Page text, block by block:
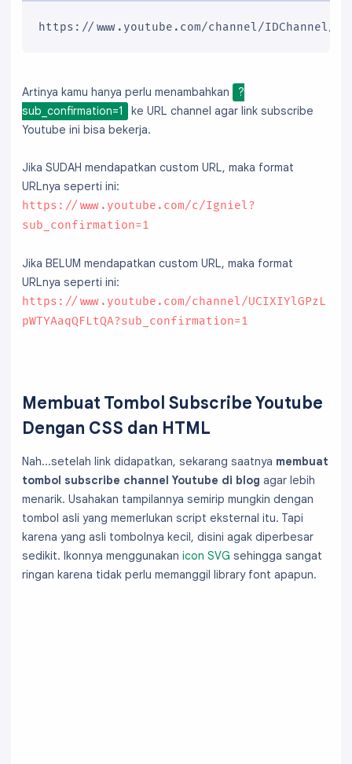
https://www.youtube.com/channel/IDChannel/
Artinya kamu hanya perlu menambahkan
?
sub_confirmation=1
ke URL channel agar link subscribe
Youtube ini bisa bekerja.
Jika SUDAH mendapatkan custom URL, maka format
URLnya seperti ini:
https://www.youtube.com/c/Igniel?
sub_confirmation=1
Jika BELUM mendapatkan custom URL, maka format
URLnya seperti ini:
https://www.youtube.com/channel/UCIXIYlGPzL
pWTYAaqQFLtQA?sub_confirmation=1
Membuat Tombol Subscribe Youtube
Dengan CSS dan HTML
Nah...setelah link didapatkan, sekarang saatnya membuat
tombol subscribe channel Youtube di blog agar lebih
menarik. Usahakan tampilannya semirip mungkin dengan
tombol asli yang memerlukan script eksternal itu. Tapi
karena yang asli tombolnya kecil, disini agak diperbesar
sedikit. Ikonnya menggunakan icon SVG sehingga sangat
ringan karena tidak perlu memanggil library font apapun.